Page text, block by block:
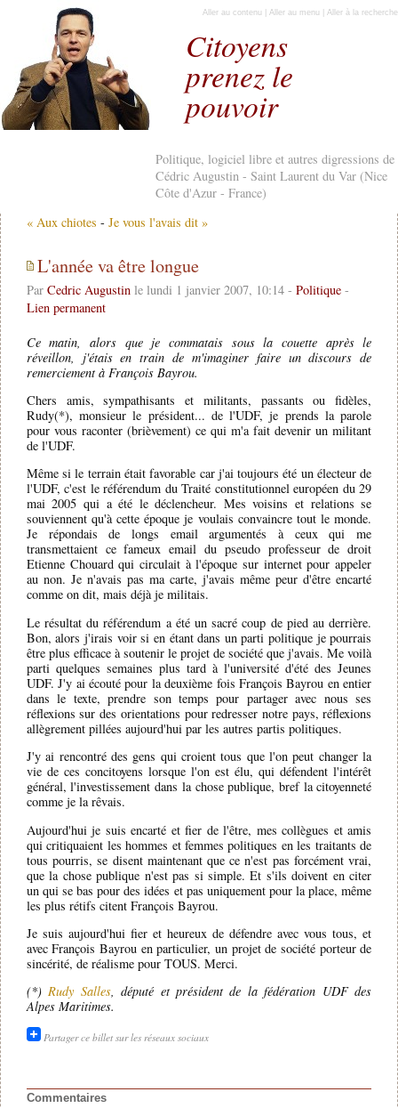
Citoyens
prenez le
pouvoir
Politique, logiciel libre et autres digressions de
Cédric Augustin - Saint Laurent du Var (Nice
Côte d'Azur - France)
Aller au contenu Aller au menu Aller à la recherche
« Aux chiotes - Je vous l'avais dit »
L'année va être longue
Par Cedric Augustinle lundi 1 janvier 2007, 10:14 - Politique-
Lien permanent
Ce matin, alors que je commatais sous la couette après le
réveillon, j'étais en train de m'imaginer faire un discours de
remerciement à François Bayrou.
Chers amis, sympathisants et militants, passants ou fidèles,
Rudy(*), monsieur le président... de l'UDF, je prends la parole
pour vous raconter (brièvement) ce qui m'a fait devenir un militant
de l'UDF.
Même si le terrain était favorable car j'ai toujours été un électeur de
l'UDF, c'est le référendum du Traité constitutionnel européen du 29
mai 2005 qui a été le déclencheur. Mes voisins et relations se
souviennent qu'à cette époque je voulais convaincre tout le monde.
Je répondais de longs email argumentés à ceux qui me
transmettaient ce fameux email du pseudo professeur de droit
Etienne Chouard qui circulait à l'époque sur internet pour appeler
au non. Je n'avais pas ma carte, j'avais même peur d'être encarté
comme on dit, mais déjà je militais.
Le résultat du référendum a été un sacré coup de pied au derrière.
Bon, alors j'irais voir si en étant dans un parti politique je pourrais
être plus efficace à soutenir le projet de société que j'avais. Me voilà
parti quelques semaines plus tard à l'université d'été des Jeunes
UDF. J'y ai écouté pour la deuxième fois François Bayrou en entier
dans le texte, prendre son temps pour partager avec nous ses
réflexions sur des orientations pour redresser notre pays, réflexions
allègrement pillées aujourd'hui par les autres partis politiques.
J'y ai rencontré des gens qui croient tous que l'on peut changer la
vie de ces concitoyens lorsque l'on est élu, qui défendent l'intérêt
général, l'investissement dans la chose publique, bref la citoyenneté
comme je la rêvais.
Aujourd'hui je suis encarté et fier de l'être, mes collègues et amis
qui critiquaient les hommes et femmes politiques en les traitants de
tous pourris, se disent maintenant que ce n'est pas forcément vrai,
que la chose publique n'est pas si simple. Et s'ils doivent en citer
un qui se bas pour des idées et pas uniquement pour la place, même
les plus rétifs citent François Bayrou.
Je suis aujourd'hui fier et heureux de défendre avec vous tous, et
avec François Bayrou en particulier, un projet de société porteur de
sincérité, de réalisme pour TOUS. Merci.
(*)Rudy Salles, député et président de la fédération UDF des
Alpes Maritimes.
Partager ce billet sur les réseaux sociaux
Commentaires